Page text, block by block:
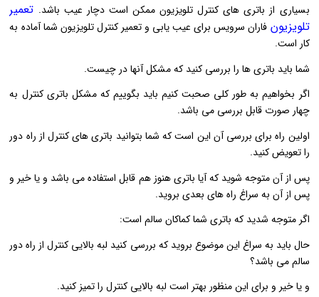
بسیاری از باتری های کنترل تلویزیون ممکن است دچار عیب باشد. تعمیر
تلویزیون فاران سرویس برای عیب یابی و تعمیر کنترل تلویزیون شما آماده به
کار است.
شما باید باتری ها را بررسی کنید که مشکل آنها در چیست.
اگر بخواهیم به طور کلی صحبت کنیم باید بگوییم که مشکل باتری کنترل به
چهار صورت قابل بررسی می باشد.
اولین راه برای بررسی آن این است که شما بتوانید باتری های کنترل از راه دور
را تعویض کنید.
پس از آن متوجه شوید که آیا باتری هنوز هم قابل استفاده می باشد و یا خیر و
پس از آن به سراغ راه های بعدی بروید.
اگر متوجه شدید که باتری شما کماکان سالم است:
حال باید به سراغ این موضوع بروید که بررسی کنید لبه بالایی کنترل از راه دور
سالم می باشد؟
و یا خیر و برای این منظور بهتر است لبه بالایی کنترل را تمیز کنید.